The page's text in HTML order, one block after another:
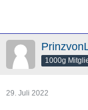
1000g
29. Juli 2022